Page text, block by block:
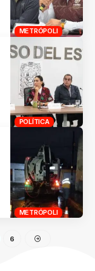
METRÓPOLI
POLÍTICA
METRÓPOLI
6